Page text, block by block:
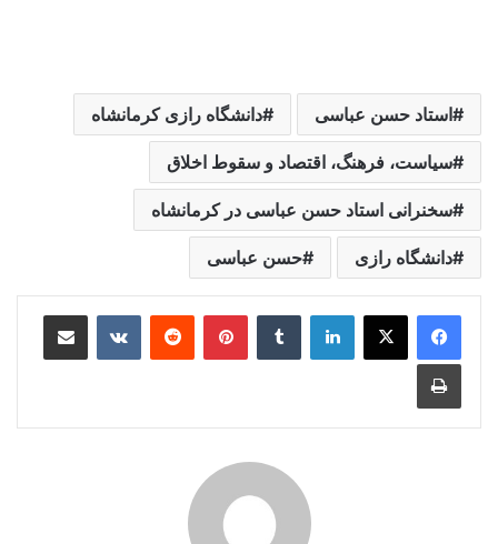
استاد حسن عباسی دانشگاه رازی کرمانشاه
سیاست، فرهنگ، اقتصاد و سقوط اخلاق
سخنرانی استاد حسن عباسی در کرمانشاه
دانشگاه رازی حسن عباسی
لینکدین ‫تامبلر ‫پین‌ترست‫رددیت ‫VKontakteاشتراک گذاری از طریق ایمیل
چاپ